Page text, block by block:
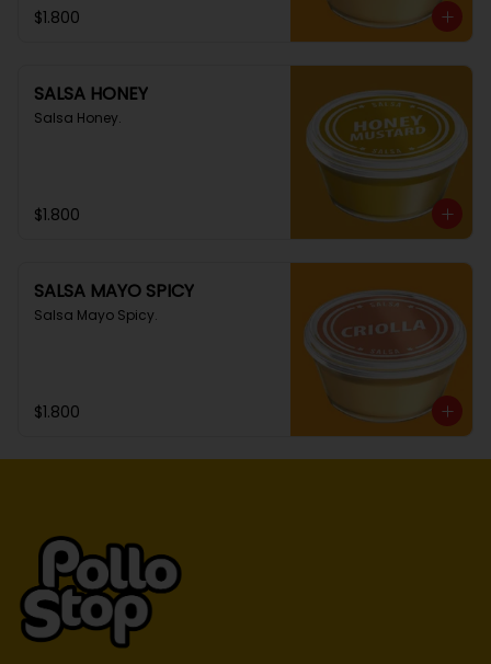
$1.800
SALSA HONEY
Salsa Honey.
$1.800
SALSA MAYO SPICY
Salsa Mayo Spicy.
$1.800